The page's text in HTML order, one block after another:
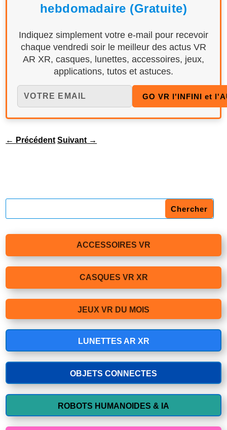
hebdomadaire (Gratuite)
Indiquez simplement votre e-mail pour recevoir
chaque vendredi soir le meilleur des actus VR
AR XR, casques, lunettes, accessoires, jeux,
applications, tutos et astuces.
← Précédent Suivant →
ACCESSOIRES VR
CASQUES VR XR
JEUX VR DU MOIS
LUNETTES AR XR
OBJETS CONNECTES
ROBOTS HUMANOIDES & IA